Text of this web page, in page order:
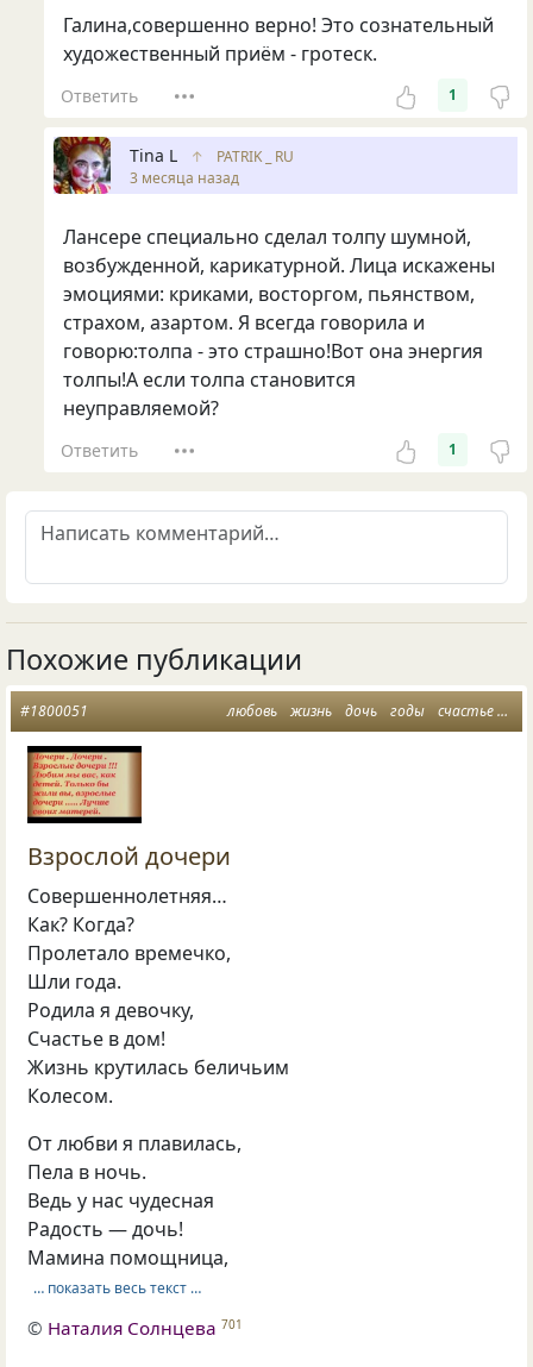
Галина,совершенно верно! Это сознательный
художественный приём - гротеск.
Ответить 1
Tina L ↑
PATRIK _ RU
3 месяца назад
Лансере специально сделал толпу шумной,
возбужденной, карикатурной. Лица искажены
эмоциями: криками, восторгом, пьянством,
страхом, азартом. Я всегда говорила и
говорю:толпа - это страшно!Вот она энергия
толпы!А если толпа становится
неуправляемой?
Ответить 1
Похожие публикации
любовь жизнь дочь годы счастье моё
#1800051
Взрослой дочери
Совершеннолетняя…
Как? Когда?
Пролетало времечко,
Шли года.
Родила я девочку,
Счастье в дом!
Жизнь крутилась беличьим
Колесом.
От любви я плавилась,
Пела в ночь.
Ведь у нас чудесная
Радость — дочь!
Мамина помощница,
… показать весь текст …
© Наталия Солнцева 701